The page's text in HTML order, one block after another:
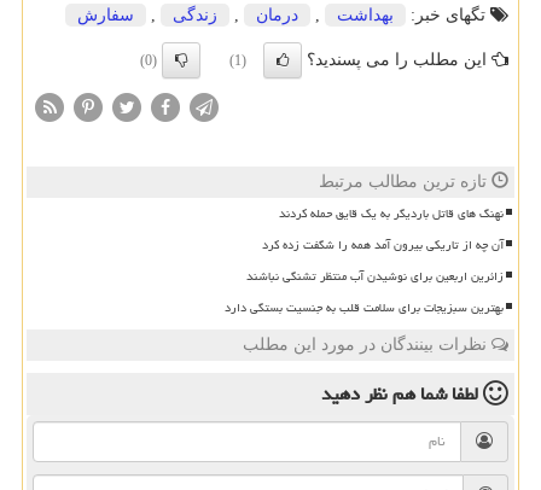
تگهای خبر:
بهداشت درمان زندگی سفارش
این مطلب را می پسندید؟ (1)
(0)
تازه ترین مطالب مرتبط
نهنگ های قاتل باردیگر به یک قایق حمله کردند
آن چه از تاریکی بیرون آمد همه را شگفت زده کرد
زائرین اربعین برای نوشیدن آب منتظر تشنگی نباشند
بهترین سبزیجات برای سلامت قلب به جنسیت بستگی دارد
نظرات بینندگان در مورد این مطلب
لطفا شما همنظر دهید